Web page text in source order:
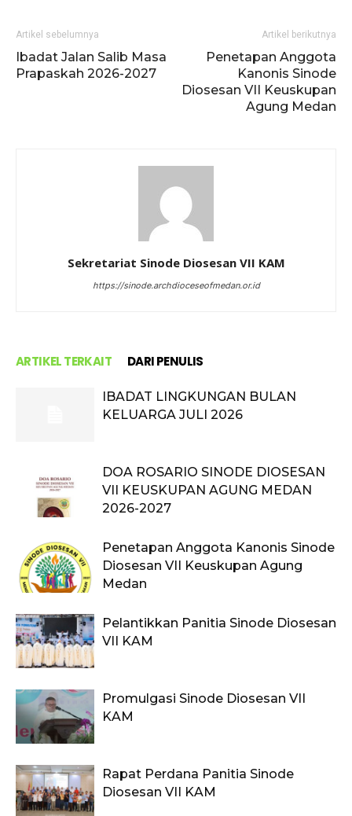
Artikel sebelumnya
Ibadat Jalan Salib Masa
Prapaskah 2026-2027
Artikel berikutnya
Penetapan Anggota
Kanonis Sinode
Diosesan VII Keuskupan
Agung Medan
Sekretariat Sinode Diosesan VII KAM
https://sinode.archdioceseofmedan.or.id
ARTIKEL TERKAIT DARI PENULIS
IBADAT LINGKUNGAN BULAN
KELUARGA JULI 2026
DOA ROSARIO SINODE DIOSESAN
VII KEUSKUPAN AGUNG MEDAN
2026-2027
Penetapan Anggota Kanonis Sinode
Diosesan VII Keuskupan Agung
Medan
Pelantikkan Panitia Sinode Diosesan
VII KAM
Promulgasi Sinode Diosesan VII
KAM
Rapat Perdana Panitia Sinode
Diosesan VII KAM